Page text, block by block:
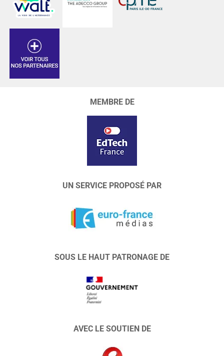
MEMBRE DE
UN SERVICE PROPOSÉ PAR
SOUS LE HAUT PATRONAGE DE
AVEC LE SOUTIEN DE